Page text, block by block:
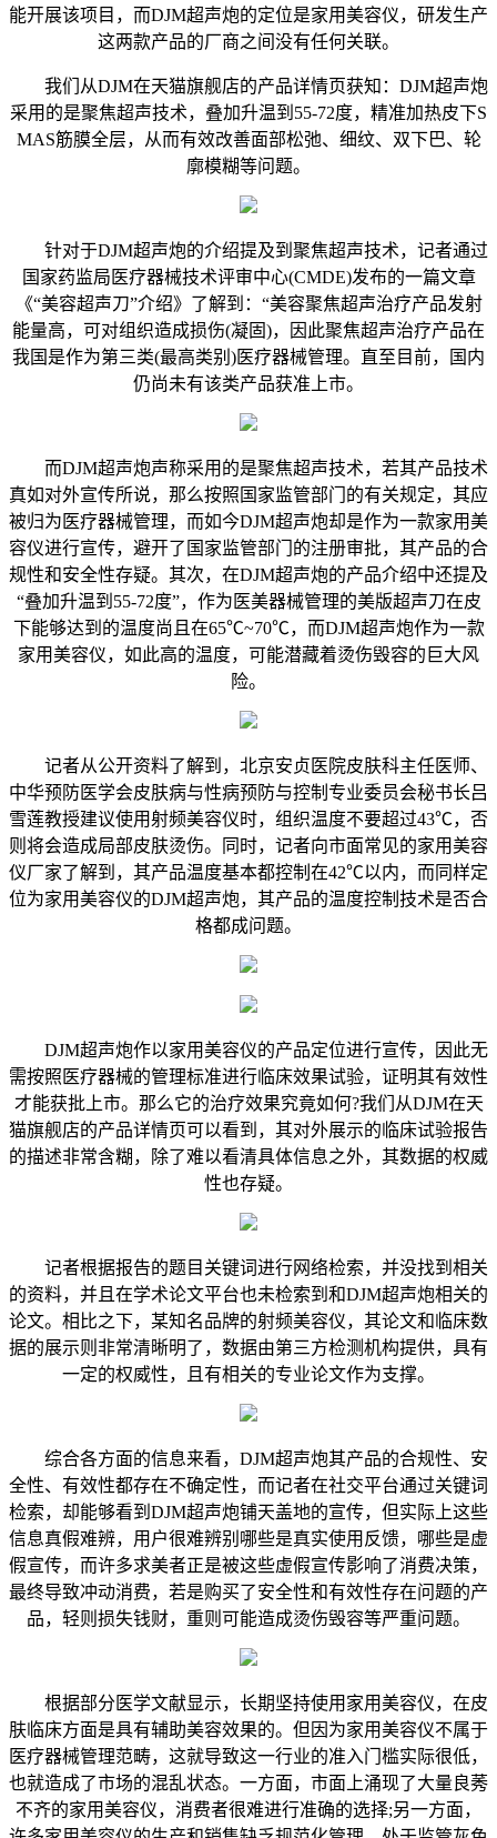
能开展该项目，而DJM超声炮的定位是家用美容仪，研发生产
这两款产品的厂商之间没有任何关联。
我们从DJM在天猫旗舰店的产品详情页获知：DJM超声炮
采用的是聚焦超声技术，叠加升温到55-72度，精准加热皮下S
MAS筋膜全层，从而有效改善面部松弛、细纹、双下巴、轮
廓模糊等问题。
针对于DJM超声炮的介绍提及到聚焦超声技术，记者通过
国家药监局医疗器械技术评审中心(CMDE)发布的一篇文章
《“美容超声刀”介绍》了解到：“美容聚焦超声治疗产品发射
能量高，可对组织造成损伤(凝固)，因此聚焦超声治疗产品在
我国是作为第三类(最高类别)医疗器械管理。直至目前，国内
仍尚未有该类产品获准上市。
而DJM超声炮声称采用的是聚焦超声技术，若其产品技术
真如对外宣传所说，那么按照国家监管部门的有关规定，其应
被归为医疗器械管理，而如今DJM超声炮却是作为一款家用美
容仪进行宣传，避开了国家监管部门的注册审批，其产品的合
规性和安全性存疑。其次，在DJM超声炮的产品介绍中还提及
“叠加升温到55-72度”，作为医美器械管理的美版超声刀在皮
下能够达到的温度尚且在65℃~70℃，而DJM超声炮作为一款
家用美容仪，如此高的温度，可能潜藏着烫伤毁容的巨大风
险。
记者从公开资料了解到，北京安贞医院皮肤科主任医师、
中华预防医学会皮肤病与性病预防与控制专业委员会秘书长吕
雪莲教授建议使用射频美容仪时，组织温度不要超过43℃，否
则将会造成局部皮肤烫伤。同时，记者向市面常见的家用美容
仪厂家了解到，其产品温度基本都控制在42℃以内，而同样定
位为家用美容仪的DJM超声炮，其产品的温度控制技术是否合
格都成问题。
DJM超声炮作以家用美容仪的产品定位进行宣传，因此无
需按照医疗器械的管理标准进行临床效果试验，证明其有效性
才能获批上市。那么它的治疗效果究竟如何?我们从DJM在天
猫旗舰店的产品详情页可以看到，其对外展示的临床试验报告
的描述非常含糊，除了难以看清具体信息之外，其数据的权威
性也存疑。
记者根据报告的题目关键词进行网络检索，并没找到相关
的资料，并且在学术论文平台也未检索到和DJM超声炮相关的
论文。相比之下，某知名品牌的射频美容仪，其论文和临床数
据的展示则非常清晰明了，数据由第三方检测机构提供，具有
一定的权威性，且有相关的专业论文作为支撑。
综合各方面的信息来看，DJM超声炮其产品的合规性、安
全性、有效性都存在不确定性，而记者在社交平台通过关键词
检索，却能够看到DJM超声炮铺天盖地的宣传，但实际上这些
信息真假难辨，用户很难辨别哪些是真实使用反馈，哪些是虚
假宣传，而许多求美者正是被这些虚假宣传影响了消费决策，
最终导致冲动消费，若是购买了安全性和有效性存在问题的产
品，轻则损失钱财，重则可能造成烫伤毁容等严重问题。
根据部分医学文献显示，长期坚持使用家用美容仪，在皮
肤临床方面是具有辅助美容效果的。但因为家用美容仪不属于
医疗器械管理范畴，这就导致这一行业的准入门槛实际很低，
也就造成了市场的混乱状态。一方面，市面上涌现了大量良莠
不齐的家用美容仪，消费者很难进行准确的选择;另一方面，